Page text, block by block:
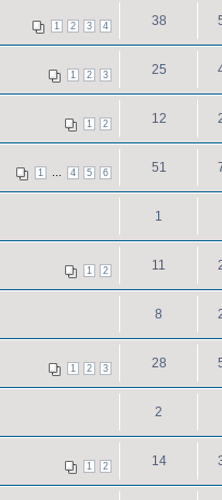
1 2 3 4 38
1 2 3 25
1 2 12
1 4 5 6 51
1
1 2 11
8
1 2 3 28
2
1 2 14